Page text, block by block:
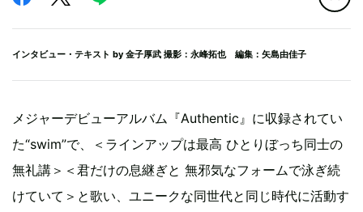
インタビュー・テキスト by 金子厚武 撮影：永峰拓也 編集：矢島由佳子
メジャーデビューアルバム『Authentic』に収録されてい
た“swim”で、＜ラインアップは最高 ひとりぼっち同士の
無礼講＞＜君だけの息継ぎと 無邪気なフォームで泳ぎ続
けていて＞と歌い、ユニークな同世代と同じ時代に活動す